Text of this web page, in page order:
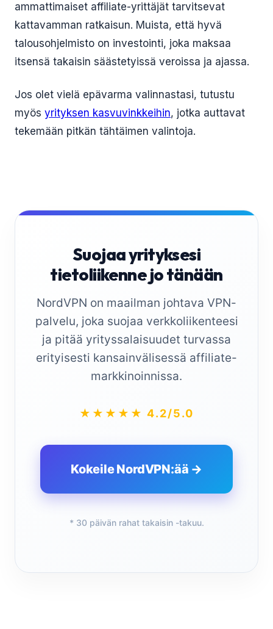
ammattimaiset affiliate-yrittäjät tarvitsevat
kattavamman ratkaisun. Muista, että hyvä
talousohjelmisto on investointi, joka maksaa
itsensä takaisin säästetyissä veroissa ja ajassa.
Jos olet vielä epävarma valinnastasi, tutustu
myös yrityksen kasvuvinkkeihin, jotka auttavat
tekemään pitkän tähtäimen valintoja.
Suojaa yrityksesi
tietoliikenne jo tänään
NordVPN on maailman johtava VPN-
palvelu, joka suojaa verkkoliikenteesi
ja pitää yrityssalaisuudet turvassa
erityisesti kansainvälisessä affiliate-
markkinoinnissa.
★★★★★ 4.2/5.0
Kokeile NordVPN:ää →
* 30 päivän rahat takaisin -takuu.